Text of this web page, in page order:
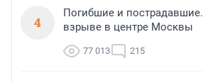
4
Погибшие и
взрыве в центре Москвы
77 013 215